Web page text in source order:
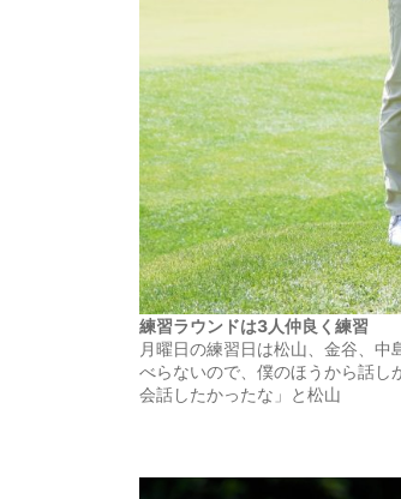
練習ラウンドは3人仲良く練習
月曜日の練習日は松山、金谷、
べらないので、僕のほうから話し
会話したかったな」と松山